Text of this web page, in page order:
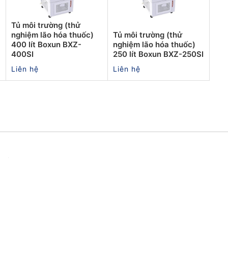
Tủ môi trường (thử
nghiệm lão hóa thuốc)
400 lít Boxun BXZ-
400SI
Liên hệ
Tủ môi trường (thử
nghiệm lão hóa thuốc)
250 lít Boxun BXZ-250SI
Liên hệ